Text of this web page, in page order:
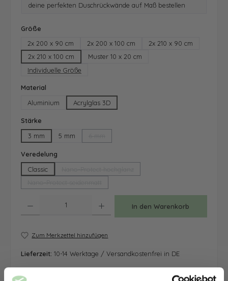
deine perfekten Duschrückwände auf Maß bestellen
Größe
2x 200 x 90 cm
2x 200 x 100 cm
2x 210 x 90 cm
2x 210 x 100 cm
Muster 10 x 20 cm
Individuelle Größe
Material
Aluminium
Acrylglas 3D
Stärke
3 mm
5 mm
Veredelung
Classic
In den Warenkorb
Zum Merkzettel hinzufügen
Lieferzeit: 10-14 Werktage / Versandkostenfrei in DE